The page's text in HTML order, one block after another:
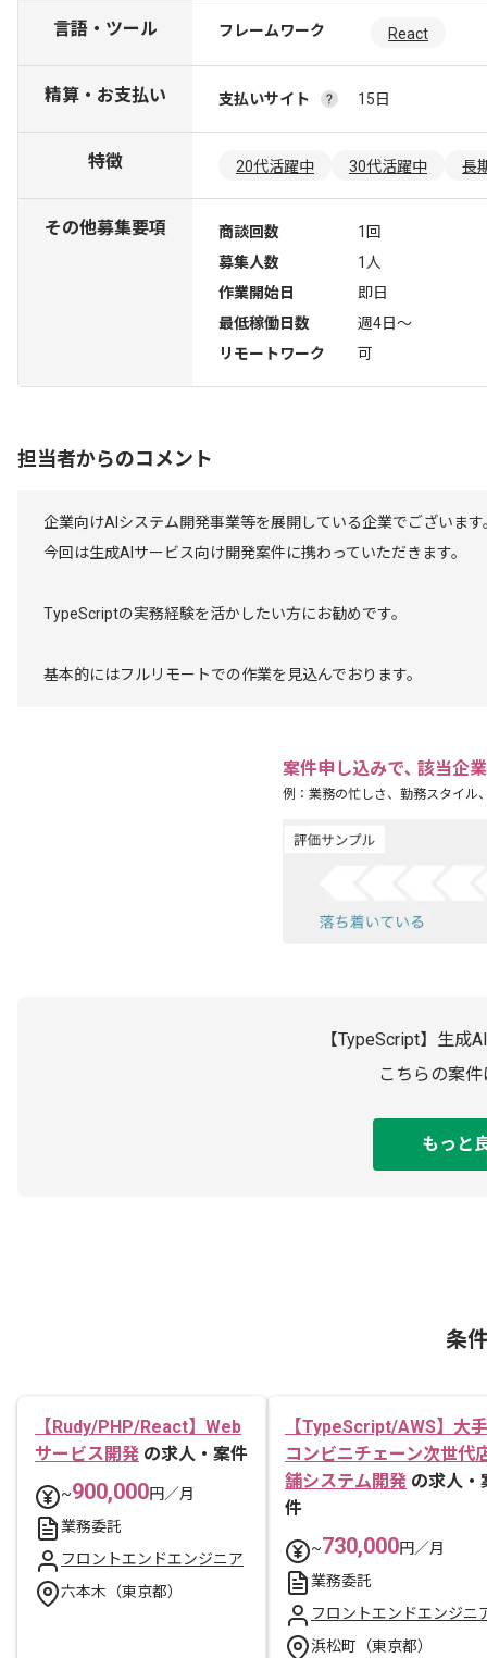
言語・ツール フレームワーク React
精算・お支払い 支払いサイト 15日
特徴 20代活躍中 30代活躍中 長
その他募集要項 商談回数
1回
募集人数
1人
作業開始日
即日
最低稼働日数
週4日〜
リモートワーク
可
担当者からのコメント
企業向けAIシステム開発事業等を展開している企業でございます
今回は生成AIサービス向け開発案件に携わっていただきます。
TypeScriptの実務経験を活かしたい方にお勧めです。
基本的にはフルリモートでの作業を見込んでおります。
案件申し込みで､ 該当企
例：業務の忙しさ、勤務スタイル
【TypeScript】生成
こちらの案
もっと
条
【Rudy/PHP/React】Web
サービス開発 の求人・案件
~900,000円／月
業務委託
フロントエンドエンジニア
六本木（東京都）
【TypeScript/AWS】大手
コンビニチェーン次世代
舗システム開発 の求人・
件
~730,000円／月
業務委託
フロントエンドエンジニ
浜松町（東京都）